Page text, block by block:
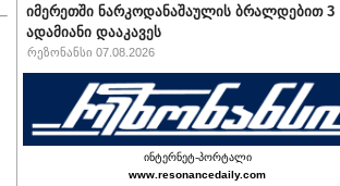
იმერეთში ნარკოდანაშაულის ბრალდებით 3
ადამიანი დააკავეს
რეზონანსი 07.08.2026
ინტერნეტ-პორტალი
www.resonancedaily.com